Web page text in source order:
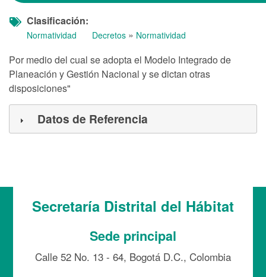
Clasificación
Normatividad Decretos » Normatividad
Por medio del cual se adopta el Modelo Integrado de
Planeación y Gestión Nacional y se dictan otras
disposiciones"
Datos de Referencia
Secretaría Distrital del Hábitat
Sede principal
Calle 52 No. 13 - 64, Bogotá D.C., Colombia